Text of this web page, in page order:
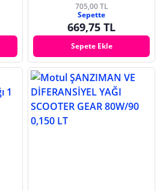
705,00 TL
Sepette
669,75 TL
Sepete Ekle